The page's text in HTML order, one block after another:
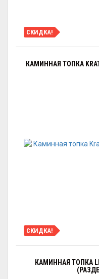
СКИДКА!
КАМИННАЯ ТОПКА
СКИДКА!
КАМИННАЯ ТОПКА